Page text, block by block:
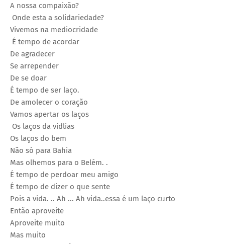
A nossa compaixão?
Onde esta a solidariedade?
Vivemos na mediocridade
É tempo de acordar
De agradecer
Se arrepender
De se doar
É tempo de ser laço.
De amolecer o coração
Vamos apertar os laços
Os laços da vidlias
Os laços do bem
Não só para Bahia
Mas olhemos para o Belém. .
É tempo de perdoar meu amigo
É tempo de dizer o que sente
Pois a vida. .. Ah ... Ah vida..essa é um laço curto
Então aproveite
Aproveite muito
Mas muito